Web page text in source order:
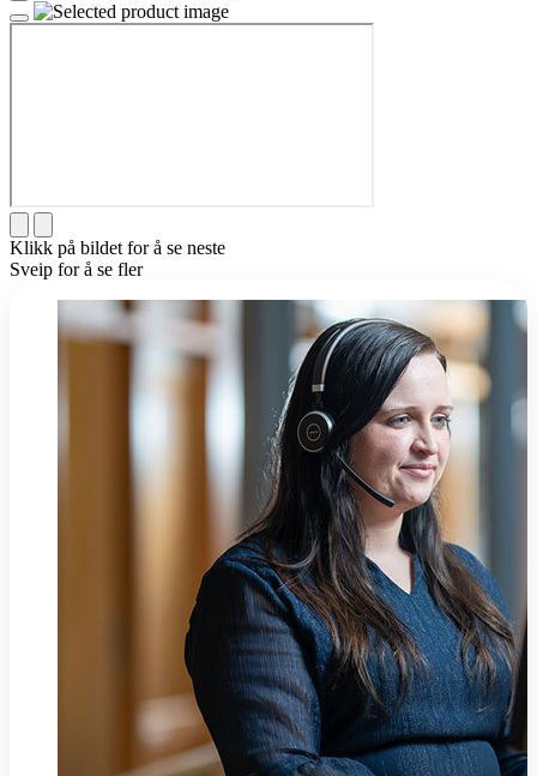
Klikk på bildet for å se neste
Sveip for å se fler